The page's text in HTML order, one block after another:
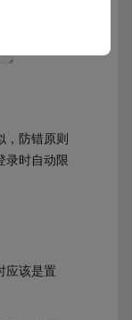
，防错原则
录时自动限
应该是置